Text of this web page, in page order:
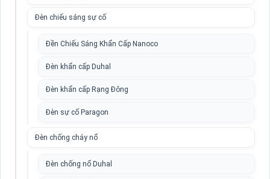
Đèn chiếu sáng sự cố
Đền Chiếu Sáng Khẩn Cấp Nanoco
Đèn khẩn cấp Duhal
Đèn khẩn cấp Rạng Đông
Đèn sự cố Paragon
Đèn chống cháy nổ
Đèn chống nổ Duhal